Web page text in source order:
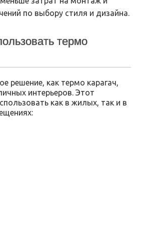
по выбору стиля и дизайна.
термо
решение, как термо карагач,
интерьеров. Этот
как в жилых, так и в